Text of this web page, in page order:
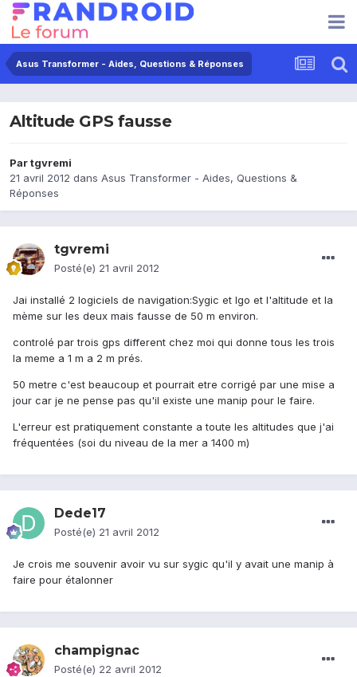
Asus Transformer - Aides, Questions & Réponses
Altitude GPS fausse
Partgvremi
21 avril 2012 dans Asus Transformer - Aides, Questions &
Réponses
tgvremi
Posté(e) 21 avril 2012
Jai installé 2 logiciels de navigation:Sygic et Igo et l'altitude et la
mème sur les deux mais fausse de 50 m environ.
controlé par trois gps different chez moi qui donne tous les trois
la meme a 1 m a 2 m prés.
50 metre c'est beaucoup et pourrait etre corrigé par une mise a
jour car je ne pense pas qu'il existe une manip pour le faire.
L'erreur est pratiquement constante a toute les altitudes que j'ai
fréquentées (soi du niveau de la mer a 1400 m)
Dede17
Posté(e) 21 avril 2012
Je crois me souvenir avoir vu sur sygic qu'il y avait une manip à
faire pour étalonner
champignac
Posté(e) 22 avril 2012